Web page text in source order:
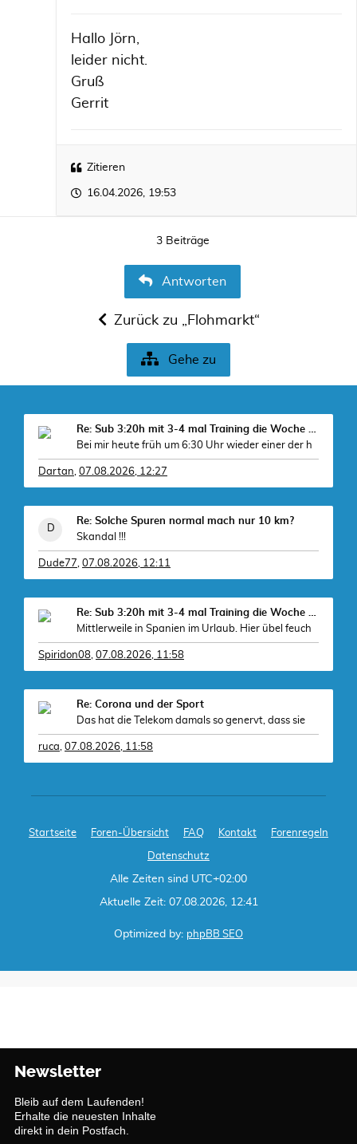
Hallo Jörn,
leider nicht.
Gruß
Gerrit
Zitieren
16.04.2026, 19:53
3 Beiträge
Antworten
Zurück zu „Flohmarkt“
Gehe zu
Re: Sub 3:20h mit 3-4 mal Training die Woche machb
Bei mir heute früh um 6:30 Uhr wieder einer der h
Dartan, 07.08.2026, 12:27
Re: Solche Spuren normal mach nur 10 km?
Skandal !!!
Dude77, 07.08.2026, 12:11
Re: Sub 3:20h mit 3-4 mal Training die Woche machb
Mittlerweile in Spanien im Urlaub. Hier übel feuch
Spiridon08, 07.08.2026, 11:58
Re: Corona und der Sport
Das hat die Telekom damals so genervt, dass sie
ruca, 07.08.2026, 11:58
Startseite Foren-Übersicht FAQ Kontakt Forenregeln
Datenschutz
Alle Zeiten sind UTC+02:00
Aktuelle Zeit: 07.08.2026, 12:41
Optimized by: phpBB SEO
Newsletter
Bleib auf dem Laufenden!
Erhalte die neuesten Inhalte
direkt in dein Postfach.